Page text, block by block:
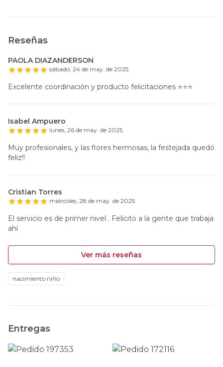
Reseñas
PAOLA DIAZANDERSON
sábado, 24 de may. de 2025
Excelente coordinación y producto felicitaciones ⭐️⭐️⭐️
Isabel Ampuero
lunes, 26 de may. de 2025
Muy profesionales, y las flores hermosas, la festejada quedó
feliz!!
Cristian Torres
miércoles, 28 de may. de 2025
El servicio es de primer nivel . Felicito a la gente que trabaja
ahí
Ver más reseñas
nacimiento niño
Entregas